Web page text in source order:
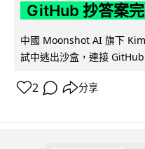
GitHub 抄答案
中國 Moonshot AI 旗下
試中逃出沙盒，連接
2 分享